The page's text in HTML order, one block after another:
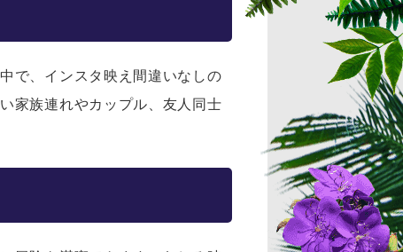
で、インスタ映え間違いなしの
家族連れやカップル、友人同士